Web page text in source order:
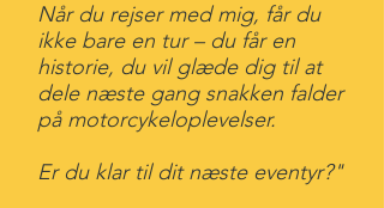
Når du rejser med mig, får du
ikke bare en tur – du får en
historie, du vil glæde dig til at
dele næste gang snakken falder
på motorcykeloplevelser.
Er du klar til dit næste eventyr?"